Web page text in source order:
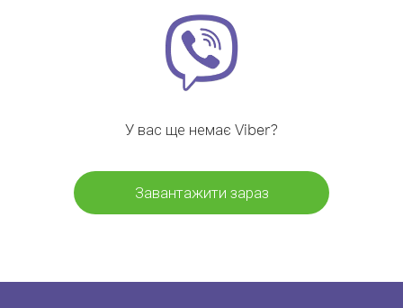
У вас ще немає Viber?
Завантажити зараз